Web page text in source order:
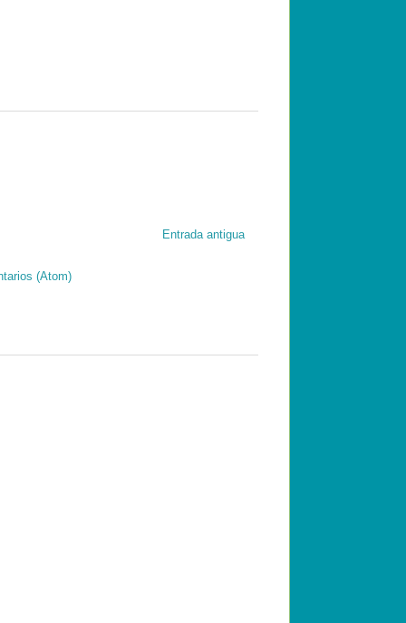
Entrada antigua
(Atom)